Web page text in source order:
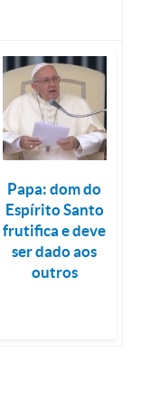
Papa: dom do
Espírito Santo
frutifica e deve
ser dado aos
outros